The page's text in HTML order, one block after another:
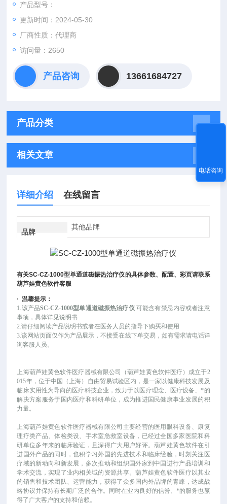
产品型号：
更新时间：2024-05-30
厂商性质：代理商
访问量：2650
产品咨询 13661684727
产品分类
相关文章
详细介绍 在线留言
品牌
其他品牌
有关SC-CZ-1000型单通道磁振热治疗仪的具体参数、配置、彩页请联系
葫芦娃黄色软件客服
·温馨提示：
1.该产品SC-CZ-1000型单通道磁振热治疗仪 可能含有禁忌内容或者注意
事项，具体详见说明书
2.请仔细阅读产品说明书或者在医务人员的指导下购买和使用
3.该网站页面仅作为产品展示，不接受在线下单交易，如有需求请电话详
询客服人员。
上海葫芦娃黄色软件医疗器械有限公司（葫芦娃黄色软件医疗）成立于2
015年，位于中国（上海）自由贸易试验区内，是一家以健康科技发展及
临床实用性为导向的医疗科技企业，致力于以医疗理念、医疗设备、*的
解决方案服务于国内医疗和科研单位，成为推进国民健康事业发展的积
力量。
上海葫芦娃黄色软件医疗器械有限公司主要经营的医用眼科设备、康复
理疗类产品、体检类设、手术室急救室设备，已经过全国多家医院和科
研单位多年来的临床验证，且深得广大用户好评。葫芦娃黄色软件在引
进国外产品的同时，也积学习外国的先进技术和临床经验，时刻关注医
疗域的新动向和新发展，多次推动和组织国外家到中国进行产品培训和
学术交流，实现了业内相关域的资源共享。葫芦娃黄色软件医疗以其业
的销售和技术团队、运营能力，获得了众多国内外品牌的青睐，达成战
略协议并保持有长期广泛的合作。同时在业内良好的信誉、*的服务也赢
得了广大客户的支持和信赖。
电话咨询